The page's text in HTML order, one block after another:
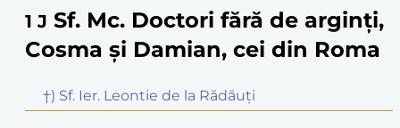
1 J Sf. Mc. Doctori fără de arginți,
Cosma și Damian, cei din Roma
†) Sf. Ier. Leontie de la Rădăuți